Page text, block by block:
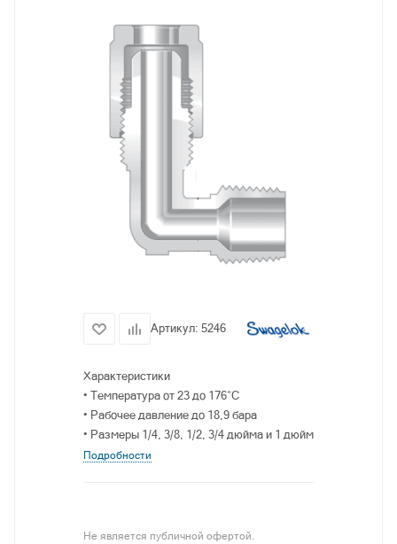
Артикул: 5246
Характеристики
• Температура от 23 до 176°C
• Рабочее давление до 18,9 бара
• Размеры 1/4, 3/8, 1/2, 3/4 дюйма и 1 дюйм
Подробности
Не является публичной офертой.